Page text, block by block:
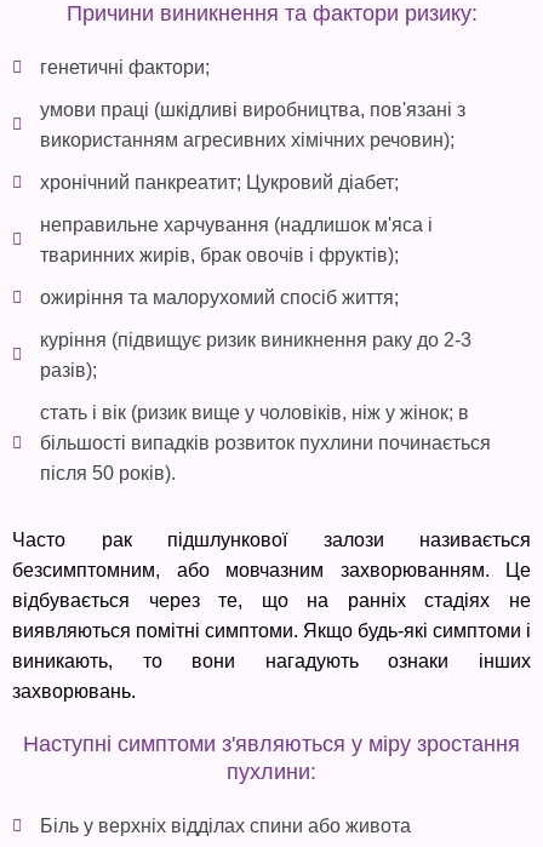
Причини виникнення та фактори ризику:
генетичні фактори;
умови праці (шкідливі виробництва, пов'язані з
використанням агресивних хімічних речовин);
хронічний панкреатит; Цукровий діабет;
неправильне харчування (надлишок м'яса і
тваринних жирів, брак овочів і фруктів);
ожиріння та малорухомий спосіб життя;
куріння (підвищує ризик виникнення раку до 2-3
разів);
стать і вік (ризик вище у чоловіків, ніж у жінок; в
більшості випадків розвиток пухлини починається
після 50 років).
Часто рак підшлункової залози називається
безсимптомним, або мовчазним захворюванням. Це
відбувається через те, що на ранніх стадіях не
виявляються помітні симптоми. Якщо будь-які симптоми і
виникають, то вони нагадують ознаки інших
захворювань.
Наступні симптоми з'являються у міру зростання
пухлини:
Біль у верхніх відділах спини або живота